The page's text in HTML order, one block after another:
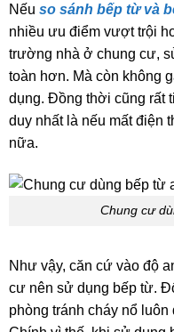
Nếu so sánh bếp từ và
nhiều ưu điểm vượt trội
trường nhà ở chung cư,
toàn hơn. Mà còn không
dụng. Đồng thời cũng rất
duy nhất là nếu mất điện
nữa.
Chung cư
Như vậy, căn cứ vào độ
cư nên sử dụng bếp từ.
phòng tránh cháy nổ